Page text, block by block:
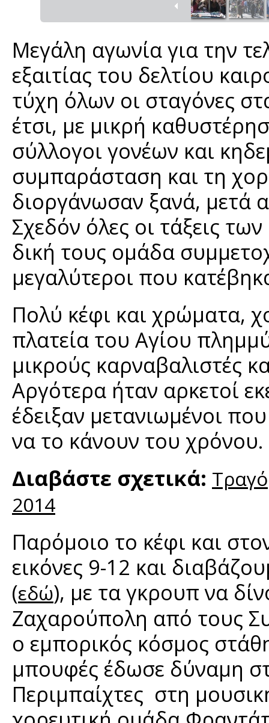
Μεγάλη αγωνία για την
εξαιτίας του δελτίου
τύχη όλων οι σταγόνες
έτσι, με μικρή
σύλλογοι γονέων και
συμπαράσταση και τη
διοργάνωσαν ξανά, μετά
Σχεδόν όλες οι τάξεις
δική τους ομάδα
μεγαλύτεροι που
Πολύ κέφι και χρώματα,
πλατεία του Αγίου
μικρούς καρναβαλιστές
Αργότερα ήταν αρκετοί
έδειξαν μετανιωμένοι
να το κάνουν του χρόνου.
Διαβάστε σχετικά:
2014
Παρόμοιο το κέφι και
εικόνες 9-12 και
(εδώ), με τα γκρουπ να
Ζαχαρούπολη από τους
ο εμπορικός κόσμος
μπουφές έδωσε δύναμη
Περιμπαίχτες στη